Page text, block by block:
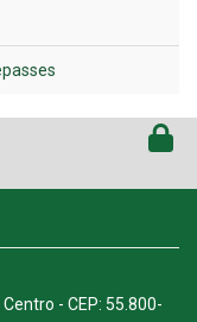
- CEP: 55.800-